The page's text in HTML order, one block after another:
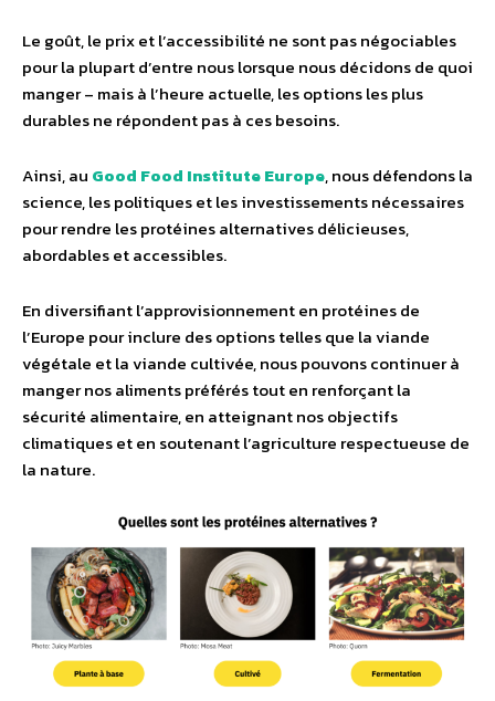
Le goût, le prix et l’accessibilité ne sont pas négociables
pour la plupart d’entre nous lorsque nous décidons de quoi
manger – mais à l’heure actuelle, les options les plus
durables ne répondent pas à ces besoins.
Ainsi, au Good Food Institute Europe, nous défendons la
science, les politiques et les investissements nécessaires
pour rendre les protéines alternatives délicieuses,
abordables et accessibles.
En diversifiant l’approvisionnement en protéines de
l’Europe pour inclure des options telles que la viande
végétale et la viande cultivée, nous pouvons continuer à
manger nos aliments préférés tout en renforçant la
sécurité alimentaire, en atteignant nos objectifs
climatiques et en soutenant l’agriculture respectueuse de
la nature.